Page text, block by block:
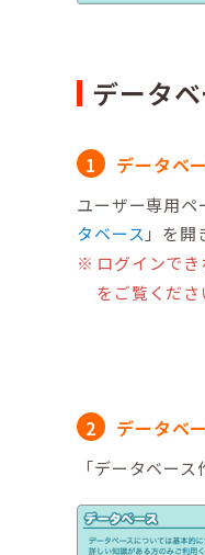
データ
データベ
ユーザー専用ペ
タベース 」を開
ログインでき
をご覧くださ
データベ
「データベー